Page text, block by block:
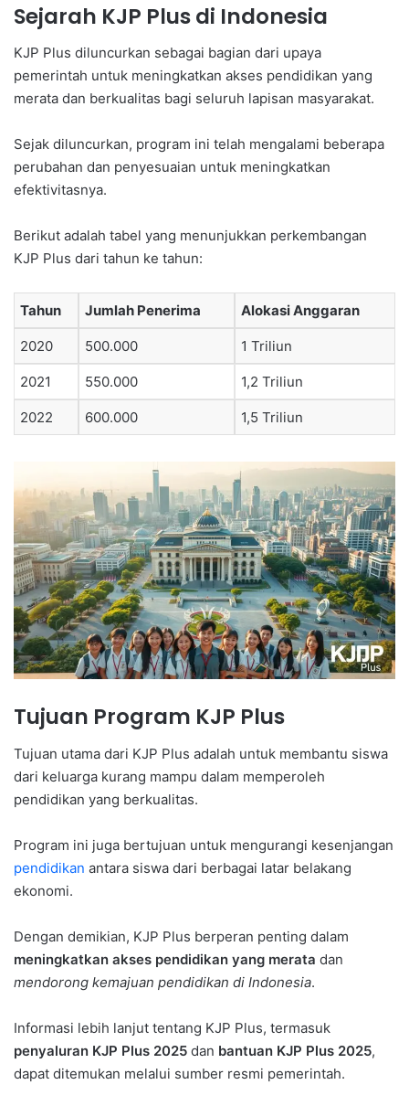
Sejarah KJP Plus di Indonesia
KJP Plus diluncurkan sebagai bagian dari upaya
pemerintah untuk meningkatkan akses pendidikan yang
merata dan berkualitas bagi seluruh lapisan masyarakat.
Sejak diluncurkan, program ini telah mengalami beberapa
perubahan dan penyesuaian untuk meningkatkan
efektivitasnya.
Berikut adalah tabel yang menunjukkan perkembangan
KJP Plus dari tahun ke tahun:
Tahun Jumlah Penerima Alokasi Anggaran
2020 500.000 1 Triliun
2021 550.000 1,2 Triliun
2022 600.000 1,5 Triliun
Tujuan Program KJP Plus
Tujuan utama dari KJP Plus adalah untuk membantu siswa
dari keluarga kurang mampu dalam memperoleh
pendidikan yang berkualitas.
Program ini juga bertujuan untuk mengurangi kesenjangan
pendidikan antara siswa dari berbagai latar belakang
ekonomi.
Dengan demikian, KJP Plus berperan penting dalam
meningkatkan akses pendidikan yang merata dan
mendorong kemajuan pendidikan di Indonesia.
Informasi lebih lanjut tentang KJP Plus, termasuk
penyaluran KJP Plus 2025 dan bantuan KJP Plus 2025,
dapat ditemukan melalui sumber resmi pemerintah.